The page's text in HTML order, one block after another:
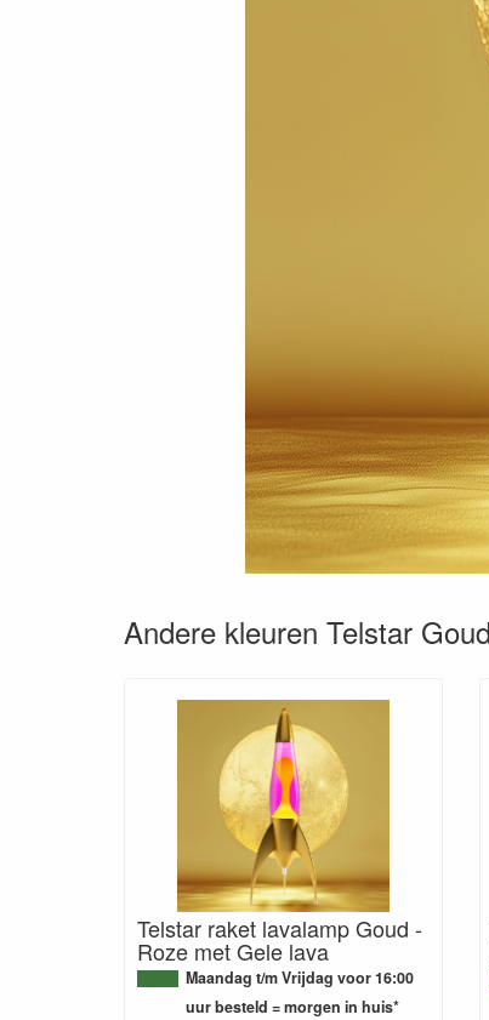
Andere kleuren Telstar
Telstar raket lavalamp Goud -
Roze met Gele lava
Maandag t/m Vrijdag voor 16:00
uur besteld = morgen in huis*